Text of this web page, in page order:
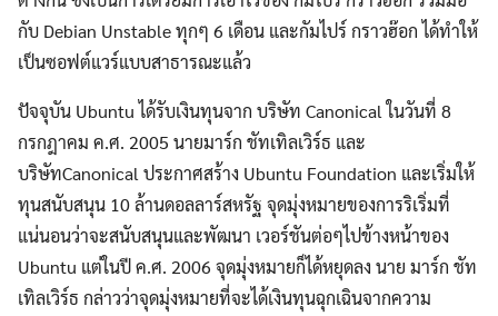
กับ Debian Unstable ทุกๆ 6 เดือน และกัมไปร์ กราวฮ๊อก ได้ทำให้
เป็นซอฟต์แวร์แบบสาธารณะแล้ว
ปัจจุบัน Ubuntu ได้รับเงินทุนจาก บริษัท Canonical ในวันที่ 8
กรกฎาคม ค.ศ. 2005 นายมาร์ก ชัทเทิลเวิร์ธ และ
บริษัทCanonical ประกาศสร้าง Ubuntu Foundation และเริ่มให้
ทุนสนับสนุน 10 ล้านดอลลาร์สหรัฐ จุดมุ่งหมายของการริเริ่มที่
แน่นอนว่าจะสนับสนุนและพัฒนา เวอร์ชันต่อๆไปข้างหน้าของ
Ubuntu แต่ในปี ค.ศ. 2006 จุดมุ่งหมายก็ได้หยุดลง นาย มาร์ก ชัท
เทิลเวิร์ธ กล่าวว่าจุดมุ่งหมายที่จะได้เงินทุนฉุกเฉินจากความ